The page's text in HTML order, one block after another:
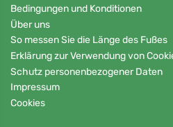
Bedingungen und Konditionen
Über uns
So messen Sie die Länge des Fußes
Erklärung zur Verwendung von
Schutz personenbezogener Daten
Impressum
Cookies